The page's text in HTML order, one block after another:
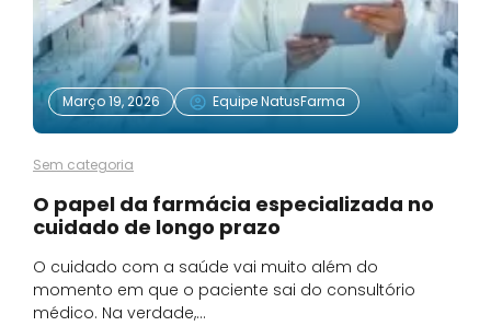
Março 19, 2026 Equipe NatusFarma
Sem categoria
O papel da farmácia especializada no
cuidado de longo prazo
O cuidado com a saúde vai muito além do
momento em que o paciente sai do consultório
médico. Na verdade,…